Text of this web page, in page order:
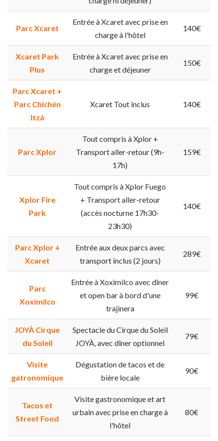
Parc Xcaret
Entrée à Xcaret avec prise en
charge à l'hôtel
140€
Xcaret Park
Plus
Entrée à Xcaret avec prise en
charge et déjeuner
150€
Parc Xcaret +
Parc Chichén
Itzá
Xcaret Tout inclus 140€
Parc Xplor
Tout compris à Xplor +
Transport aller-retour (9h-
17h)
159€
Xplor Fire
Park
Tout compris à Xplor Fuego
+ Transport aller-retour
(accès nocturne 17h30-
23h30)
140€
Parc Xplor +
Xcaret
Entrée aux deux parcs avec
transport inclus (2 jours)
289€
Parc
Xoximilco
Entrée à Xoximilco avec dîner
et open bar à bord d'une
trajinera
99€
JOYÀ Cirque
du Soleil
Spectacle du Cirque du Soleil
JOYÀ, avec dîner optionnel
79€
Visite
gatronomique
Dégustation de tacos et de
bière locale
90€
Tacos et
Street Food
Visite gastronomique et art
urbain avec prise en charge à
l'hôtel
80€